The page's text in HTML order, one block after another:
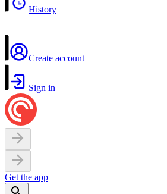
History
Create account
Sign in
Get the app